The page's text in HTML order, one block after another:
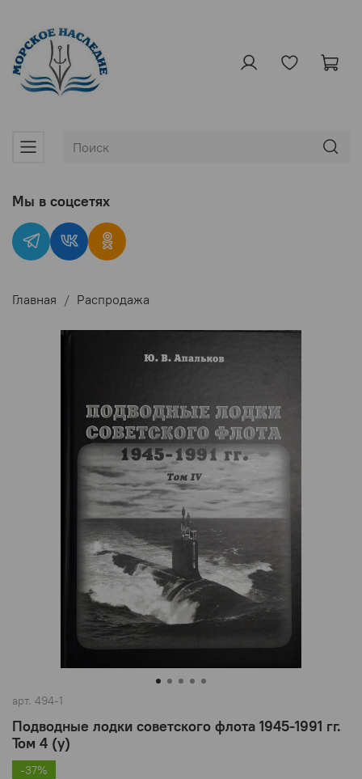
Главная Распродажа
арт. 494-1
Подводные лодки советского флота 1945-1991 гг.
Том 4 (у)
-37%
Мы в соцсетях